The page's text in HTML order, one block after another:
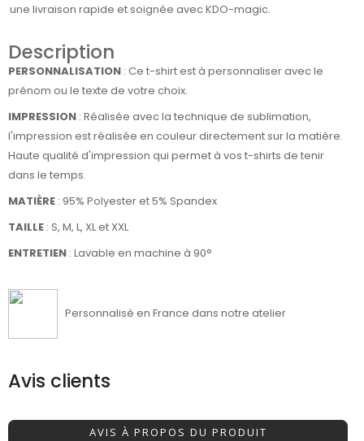
une livraison rapide et soignée avec KDO-magic.
Description
PERSONNALISATION : Ce t-shirt est à personnaliser avec le
prénom ou le texte de votre choix.
IMPRESSION : Réalisée avec la technique de sublimation,
l'impression est réalisée en couleur directement sur la matière.
Haute qualité d'impression qui permet à vos t-shirts de tenir
dans le temps.
MATIÈRE : 95% Polyester et 5% Spandex
TAILLE : S, M, L, XL et XXL
ENTRETIEN : Lavable en machine à 90°
Personnalisé en France dans notre atelier
Avis clients
AVIS À PROPOS DU PRODUIT